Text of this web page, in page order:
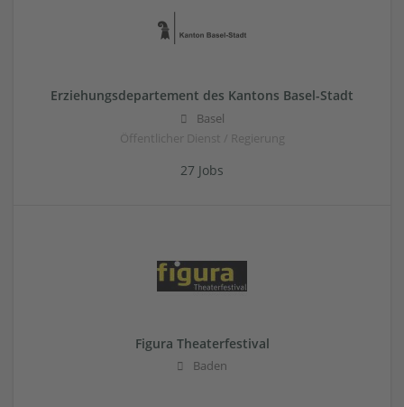
Erziehungsdepartement des Kantons Basel-Stadt
Basel
Öffentlicher Dienst / Regierung
27 Jobs
Figura Theaterfestival
Baden